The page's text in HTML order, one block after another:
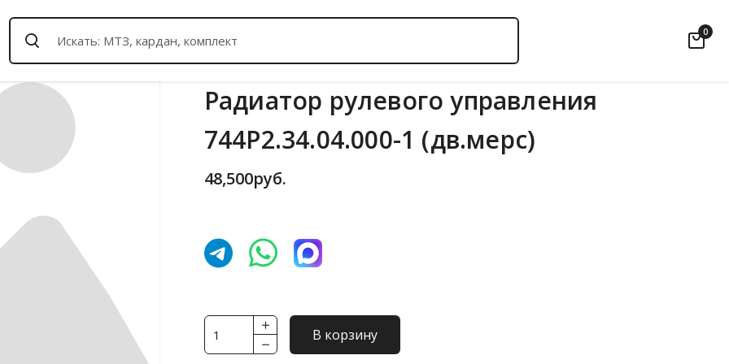
0
Радиатор рулевого управления
744Р2.34.04.000-1 (дв.мерс)
48,500руб.
Количество
товара
В корзину